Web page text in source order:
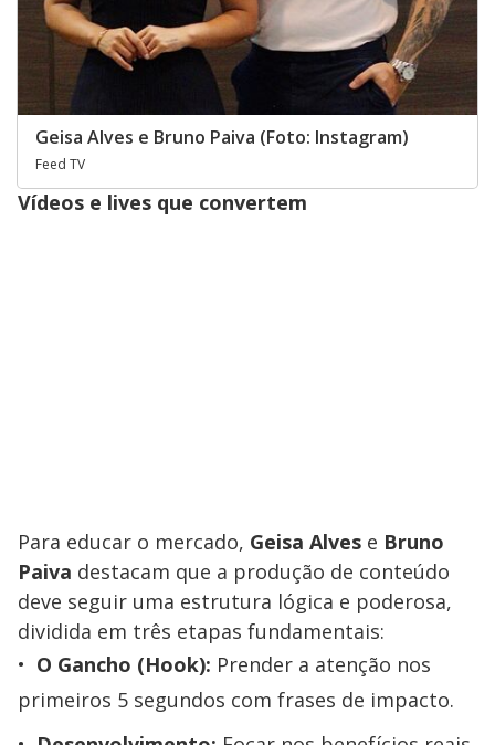
Geisa Alves e Bruno Paiva (Foto: Instagram)
Feed TV
Vídeos e lives que convertem
Para educar o mercado, Geisa Alves e Bruno
Paiva destacam que a produção de conteúdo
deve seguir uma estrutura lógica e poderosa,
dividida em três etapas fundamentais:
O Gancho (Hook): Prender a atenção nos
primeiros 5 segundos com frases de impacto.